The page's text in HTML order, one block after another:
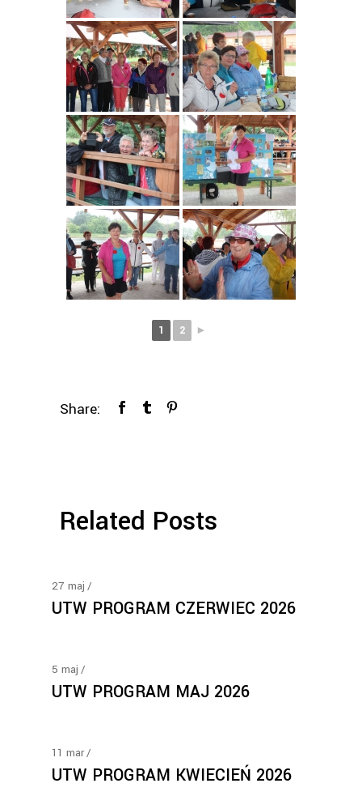
1 2 ►
Share:
Related Posts
27 maj
UTW PROGRAM CZERWIEC 2026
5 maj
UTW PROGRAM MAJ 2026
11 mar
UTW PROGRAM KWIECIEŃ 2026